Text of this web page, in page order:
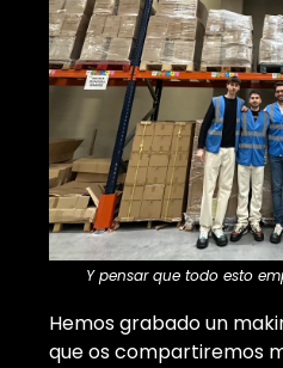
Y pensar que todo esto
Hemos grabado un
que os compartiremos